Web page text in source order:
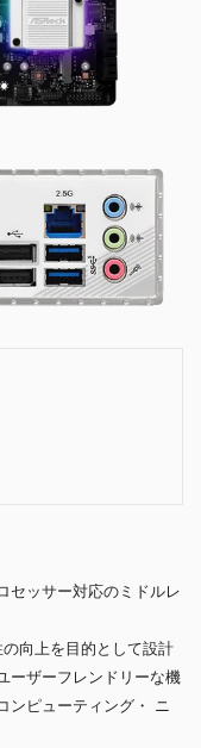
セッサー対応のミドルレ
向上を目的として設計
ーザーフレンドリーな機
ンピューティング・ ニ